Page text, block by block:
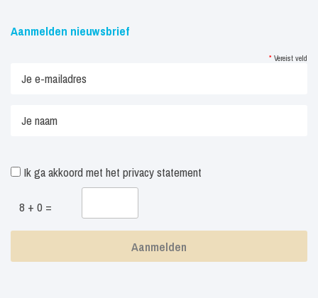
Aanmelden nieuwsbrief
* Vereist veld
Ik ga akkoord met het privacy statement
8 + 0 =